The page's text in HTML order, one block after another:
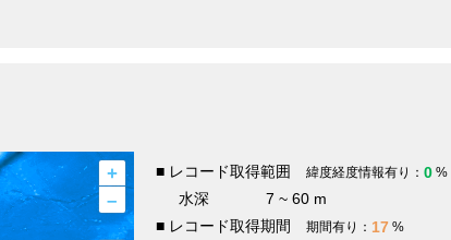
+
–
■ レコード取得範囲 緯度経度情報有り： 0 %
水深
7 ~ 60 m
■ レコード取得期間
期間有り： 17 %